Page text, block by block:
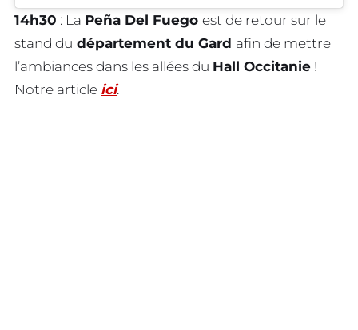
14h30 : La Peña Del Fuego est de retour sur le
stand du département du Gard afin de mettre
l’ambiances dans les allées du Hall Occitanie !
Notre article ici.